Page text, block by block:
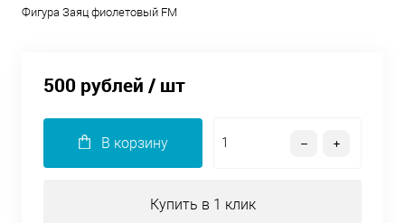
Фигура Заяц фиолетовый FM
500 рублей / шт
В корзину
Купить в 1 клик